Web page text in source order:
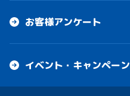
お客様アンケート
イベント・キャンペーン